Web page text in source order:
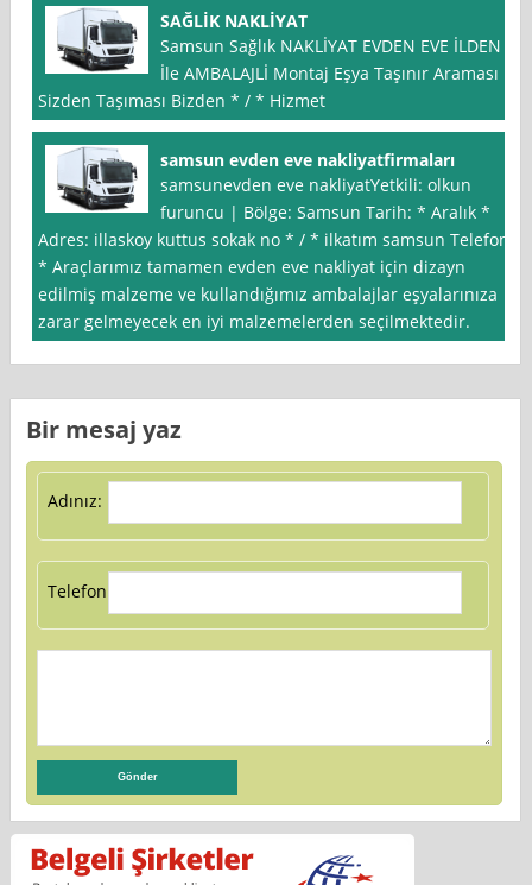
SAĞLİK NAKLİYAT
Samsun Sağlık NAKLİYAT EVDEN EVE İLDEN
İle AMBALAJLİ Montaj Eşya Taşınır Araması
Sizden Taşıması Bizden * / * Hizmet
samsun evden eve nakliyatfirmaları
samsunevden eve nakliyatYetkili: olkun
furuncu | Bölge: Samsun Tarih: * Aralık *
Adres: illaskoy kuttus sokak no * / * ilkatım samsun Telefon:
* Araçlarımız tamamen evden eve nakliyat için dizayn
edilmiş malzeme ve kullandığımız ambalajlar eşyalarınıza
zarar gelmeyecek en iyi malzemelerden seçilmektedir.
Bir mesaj yaz
Adınız:
Telefon: